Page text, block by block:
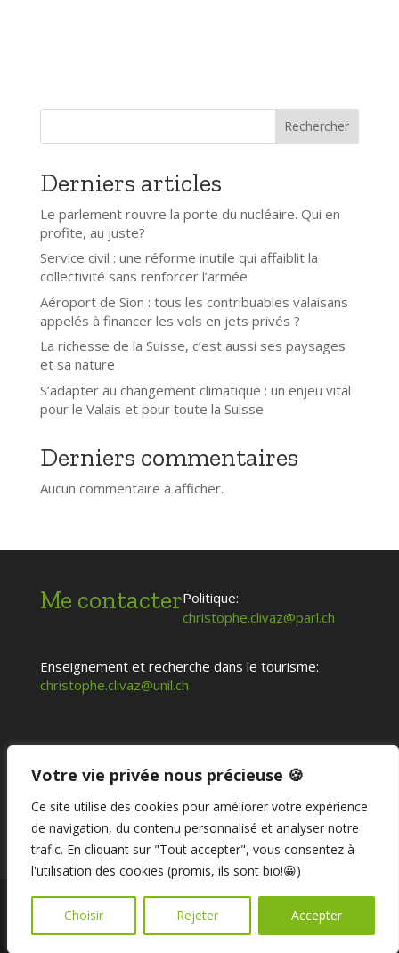
Votre vie privée nous précieuse 🍪
Ce site utilise des cookies pour améliorer votre expérience
de navigation, du contenu personnalisé et analyser notre
trafic. En cliquant sur "Tout accepter", vous consentez à
l'utilisation des cookies (promis, ils sont bio!😀)
Choisir Rejeter Accepter
Rechercher
Derniers articles
Le parlement rouvre la porte du nucléaire. Qui en
profite, au juste?
Service civil : une réforme inutile qui affaiblit la
collectivité sans renforcer l’armée
Aéroport de Sion : tous les contribuables valaisans
appelés à financer les vols en jets privés ?
La richesse de la Suisse, c’est aussi ses paysages
et sa nature
S’adapter au changement climatique : un enjeu vital
pour le Valais et pour toute la Suisse
Derniers commentaires
Aucun commentaire à afficher.
Me contacterPolitique:
christophe.clivaz@parl.ch
Enseignement et recherche dans le tourisme:
christophe.clivaz@unil.ch
Propulsé parBe Social Communication